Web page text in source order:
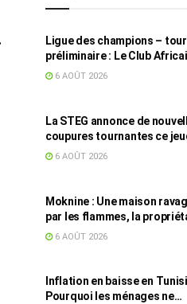
Ligue des champions – tour
préliminaire : Le Club
face au Djoliba AC
6 AOÛT 2026
La STEG annonce de
coupures tournantes ce
dans plusieurs régions
6 AOÛT 2026
Moknine : Une maison
par les flammes, la
accuse la STEG et la SONEDE
6 AOÛT 2026
Inflation en baisse en
Pourquoi les ménages ne